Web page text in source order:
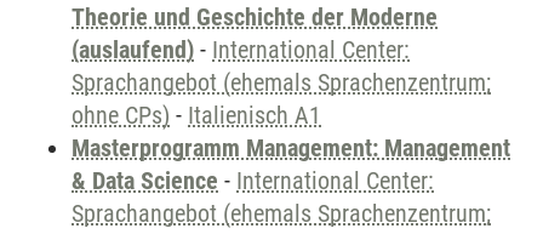
Theorie und Geschichte der Moderne
(auslaufend) - International Center:
Sprachangebot (ehemals Sprachenzentrum;
ohne CPs) - Italienisch A1
Masterprogramm Management: Management
& Data Science - International Center:
Sprachangebot (ehemals Sprachenzentrum;